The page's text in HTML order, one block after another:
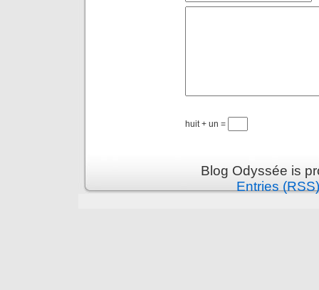
huit + un =
Blog Odyssée is
Entries (RSS)